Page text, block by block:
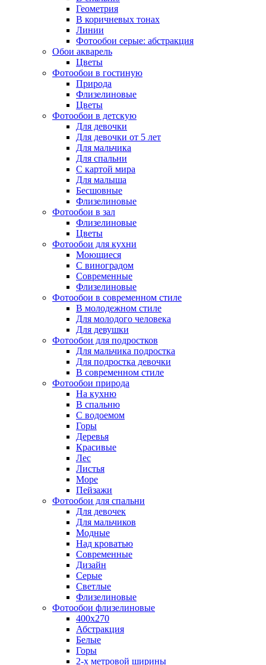
Геометрия
В коричневых тонах
Линии
Фотообои серые: абстракция
Обои акварель
Цветы
Фотообои в гостиную
Природа
Флизелиновые
Цветы
Фотообои в детскую
Для девочки
Для девочки от 5 лет
Для мальчика
Для спальни
С картой мира
Для малыша
Бесшовные
Флизелиновые
Фотообои в зал
Флизелиновые
Цветы
Фотообои для кухни
Моющиеся
С виноградом
Современные
Флизелиновые
Фотообои в современном стиле
В молодежном стиле
Для молодого человека
Для девушки
Фотообои для подростков
Для мальчика подростка
Для подростка девочки
В современном стиле
Фотообои природа
На кухню
В спальню
С водоемом
Горы
Деревья
Красивые
Лес
Листья
Море
Пейзажи
Фотообои для спальни
Для девочек
Для мальчиков
Модные
Над кроватью
Современные
Дизайн
Серые
Светлые
Флизелиновые
Фотообои флизелиновые
400х270
Абстракция
Белые
Горы
2-х метровой ширины